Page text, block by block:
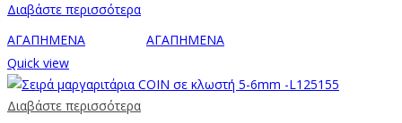
Διαβάστε περισσότερα
ΑΓΑΠΗΜΕΝΑ
ΑΓΑΠΗΜΕΝΑ
Quick view
Διαβάστε περισσότερα